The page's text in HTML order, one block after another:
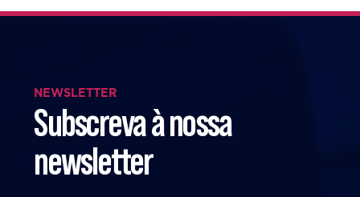
NEWSLETTER
Subscreva à nossa
newsletter